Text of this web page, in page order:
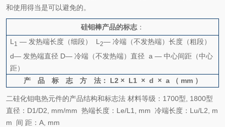
和使用得当是可以避免的。
硅钼棒产品的标志 ：
L 1 — 发热端长度 （细段） L 2— 冷端（不发热端）长度 （粗段）
d— 发热端直径 D— 冷端（不发热端）直径 a— 中心间距（中心
距）
产 品 标 志 方 法：
L2 ×L1 ×d ×a （ mm ）
二硅化钼电热元件的产品结构和标志法 材料等级： 1700型 , 1800型
直径： D1/D2, mm/mm 热端长度： Le/L1, mm 冷端长度： Lu/L2, m
m 间 距： A, mm